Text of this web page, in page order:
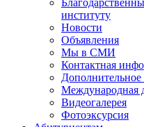
институту
Новости
Объявления
Мы в СМИ
Контактная
Дополнительное
Международная
Видеогалерея
Фотоэксурсия